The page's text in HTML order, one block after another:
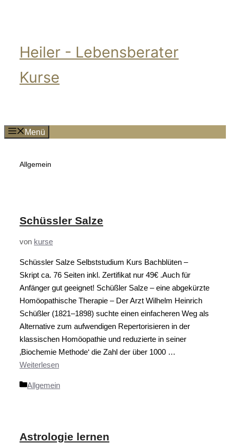
Heiler - Lebensberater
Kurse
Menü
Allgemein
Schüssler Salze
von kurse
Schüssler Salze Selbststudium Kurs Bachblüten –
Skript ca. 76 Seiten inkl. Zertifikat nur 49€ .Auch für
Anfänger gut geeignet! Schüßler Salze – eine abgekürzte
Homöopathische Therapie – Der Arzt Wilhelm Heinrich
Schüßler (1821–1898) suchte einen einfacheren Weg als
Alternative zum aufwendigen Repertorisieren in der
klassischen Homöopathie und reduzierte in seiner
‚Biochemie Methode‘ die Zahl der über 1000 …
Weiterlesen
Kategorien
Allgemein
Astrologie lernen